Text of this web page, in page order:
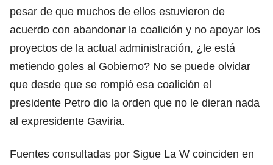
pesar de que muchos de ellos estuvieron de
acuerdo con abandonar la coalición y no apoyar los
proyectos de la actual administración, ¿le está
metiendo goles al Gobierno? No se puede olvidar
que desde que se rompió esa coalición el
presidente Petro dio la orden que no le dieran nada
al expresidente Gaviria.
Fuentes consultadas por Sigue La W coinciden en